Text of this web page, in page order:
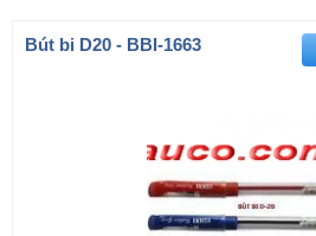
Bút bi D20 - BBI-1663